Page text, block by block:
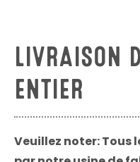
LIVRAISON
ENTIER
Veuillez noter: Tous